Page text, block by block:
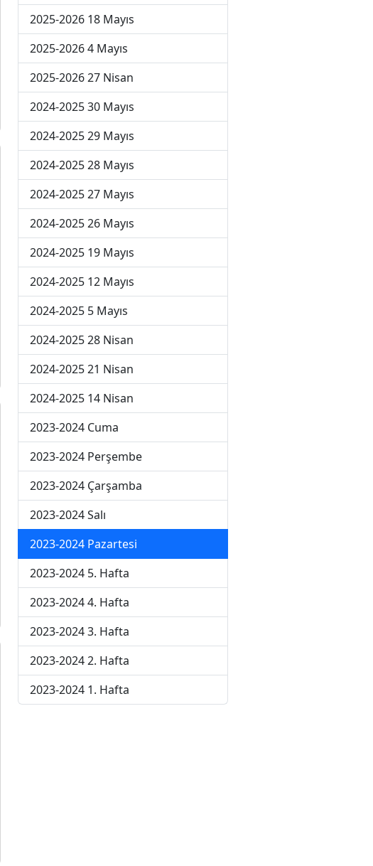
2025-2026 18 Mayıs
2025-2026 4 Mayıs
2025-2026 27 Nisan
2024-2025 30 Mayıs
2024-2025 29 Mayıs
2024-2025 28 Mayıs
2024-2025 27 Mayıs
2024-2025 26 Mayıs
2024-2025 19 Mayıs
2024-2025 12 Mayıs
2024-2025 5 Mayıs
2024-2025 28 Nisan
2024-2025 21 Nisan
2024-2025 14 Nisan
2023-2024 Cuma
2023-2024 Perşembe
2023-2024 Çarşamba
2023-2024 Salı
2023-2024 Pazartesi
2023-2024 5. Hafta
2023-2024 4. Hafta
2023-2024 3. Hafta
2023-2024 2. Hafta
2023-2024 1. Hafta